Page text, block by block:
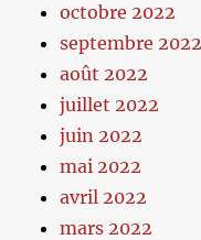
octobre 2022
septembre 2022
août 2022
juillet 2022
juin 2022
mai 2022
avril 2022
mars 2022